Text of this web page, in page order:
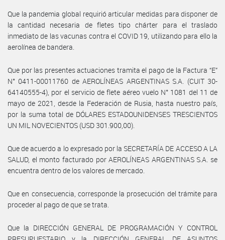
Que la pandemia global requirió articular medidas para disponer de
la cantidad necesaria de fletes tipo chárter para el traslado
inmediato de las vacunas contra el COVID 19, utilizando para ello la
aerolínea de bandera.
Que por las presentes actuaciones tramita el pago de la Factura “E”
N° 0411-00011760 de AEROLÍNEAS ARGENTINAS S.A. (CUIT 30-
64140555-4), por el servicio de flete aéreo vuelo N° 1081 del 11 de
mayo de 2021, desde la Federación de Rusia, hasta nuestro país,
por la suma total de DÓLARES ESTADOUNIDENSES TRESCIENTOS
UN MIL NOVECIENTOS (USD 301.900,00).
Que de acuerdo a lo expresado por la SECRETARÍA DE ACCESO A LA
SALUD, el monto facturado por AEROLÍNEAS ARGENTINAS S.A. se
encuentra dentro de los valores de mercado.
Que en consecuencia, corresponde la prosecución del trámite para
proceder al pago de que se trata.
Que la DIRECCIÓN GENERAL DE PROGRAMACIÓN Y CONTROL